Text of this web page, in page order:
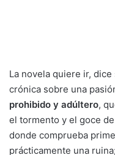
La novela quiere ir,
crónica sobre una
prohibido y adúltero,
el tormento y el goce
donde comprueba
prácticamente una